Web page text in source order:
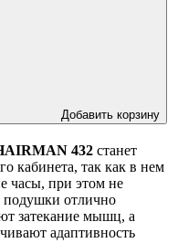
Добавить корзину
432 станет
кабинета, так как в нем
часы, при этом не
подушки отлично
затекание мышц, а
адаптивность